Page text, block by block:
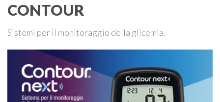
CONTOUR
Sistemi per il monitoraggio della glicemia.